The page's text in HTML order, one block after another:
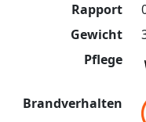
Rapport
Gewicht
Pflege
Brandverhalten